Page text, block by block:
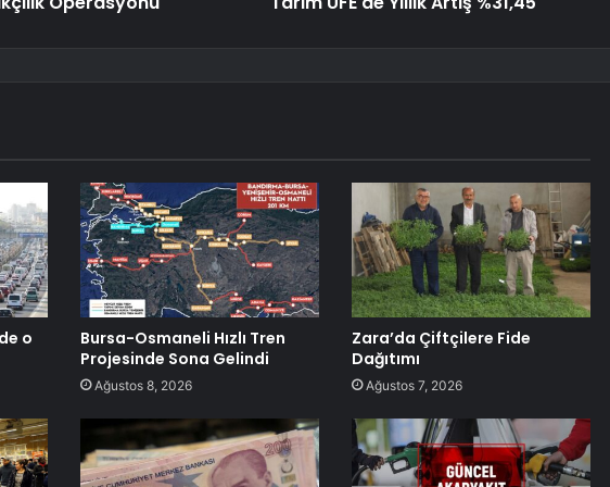
o
Bursa-Osmaneli Hızlı Tren
Projesinde Sona Gelindi
Ağustos 8, 2026
Zara’da Çiftçilere Fide
Dağıtımı
Ağustos 7, 2026